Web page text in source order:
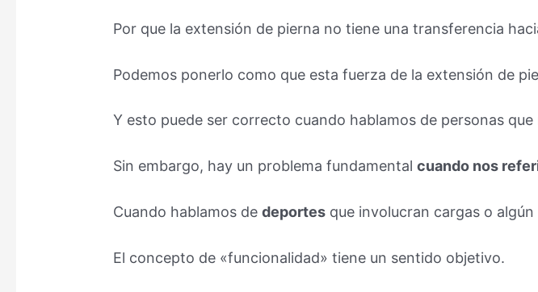
Por que la extensión de pierna no tiene una transferencia
Podemos ponerlo como que esta fuerza de la extensión de
Y esto puede ser correcto cuando hablamos de personas
Sin embargo, hay un problema fundamentalcuando nos
Cuando hablamos dedeportes que involucran cargas o
El concepto de «funcionalidad» tiene un sentido objetivo.